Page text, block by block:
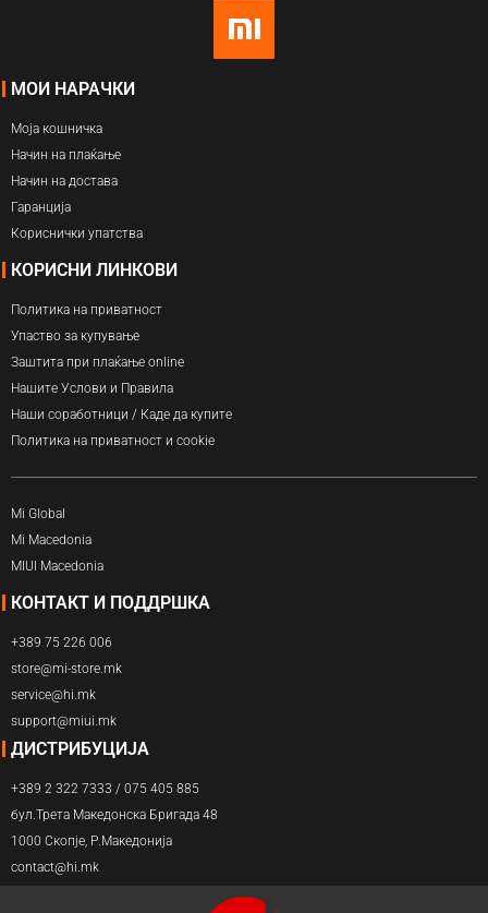
МОИ НАРАЧКИ
Моја кошничка
Начин на плаќање
Начин на достава
Гаранција
Кориснички упатства
КОРИСНИ ЛИНКОВИ
Политика на приватност
Упаство за купување
Заштита при плаќање online
Нашите Услови и Правила
Наши соработници / Каде да купите
Политика на приватност и cookie
Mi Global
Mi Macedonia
MIUI Macedonia
КОНТАКТ И ПОДДРШКА
+389 75 226 006
store@mi-store.mk
service@hi.mk
support@miui.mk
ДИСТРИБУЦИЈА
+389 2 322 7333 / 075 405 885
бул.Трета Македонска Бригада 48
1000 Скопје, Р.Македонија
contact@hi.mk